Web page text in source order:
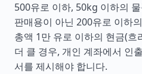
500유로 이하, 50kg 이하의
판매용이 아닌 200유로 이하
총액 1만 유로 이하의 현금(흐
더 클 경우, 개인 계좌에서 인
서를 제시해야 합니다.